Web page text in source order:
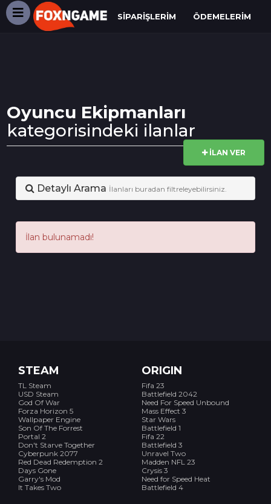
SIPARIŞLERIM ÖDEMELERIM
Oyuncu Ekipmanları
kategorisindeki ilanlar
İLAN VER
Detaylı Arama İlanları buradan filtreleyebilirsiniz.
İlan bulunamadı!
STEAM
TL Steam
USD Steam
God Of War
Forza Horizon 5
Wallpaper Engine
Son Of The Forrest
Portal 2
Don't Starve Together
Cyberpunk 2077
Red Dead Redemption 2
Days Gone
Garry's Mod
It Takes Two
ORIGIN
Fifa 23
Battlefield 2042
Need For Speed Unbound
Mass Effect 3
Star Wars
Battlefield 1
Fifa 22
Battlefield 3
Unravel Two
Madden NFL 23
Crysis 3
Need for Speed Heat
Battlefield 4